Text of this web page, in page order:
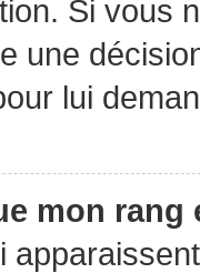
Si vous
une
lui
mon